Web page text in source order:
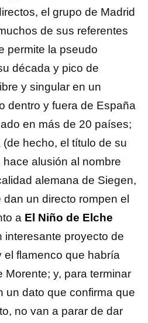
el grupo de Madrid
de sus referentes
permite la pseudo
década y pico de
y singular en un
dentro y fuera de España
en más de 20 países;
hecho, el título de su
hace alusión al nombre
alemana de Siegen,
un directo rompen el
a El Niño de Elche
interesante proyecto de
el flamenco que habría
Morente; y, para terminar
un dato que confirma que
no van a parar de dar